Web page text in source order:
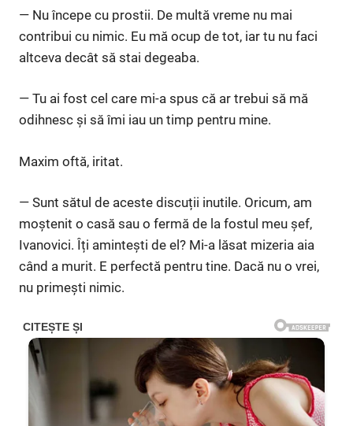
— Nu începe cu prostii. De multă vreme nu mai
contribui cu nimic. Eu mă ocup de tot, iar tu nu faci
altceva decât să stai degeaba.
— Tu ai fost cel care mi-a spus că ar trebui să mă
odihnesc și să îmi iau un timp pentru mine.
Maxim oftă, iritat.
— Sunt sătul de aceste discuții inutile. Oricum, am
moștenit o casă sau o fermă de la fostul meu șef,
Ivanovici. Îți amintești de el? Mi-a lăsat mizeria aia
când a murit. E perfectă pentru tine. Dacă nu o vrei,
nu primești nimic.